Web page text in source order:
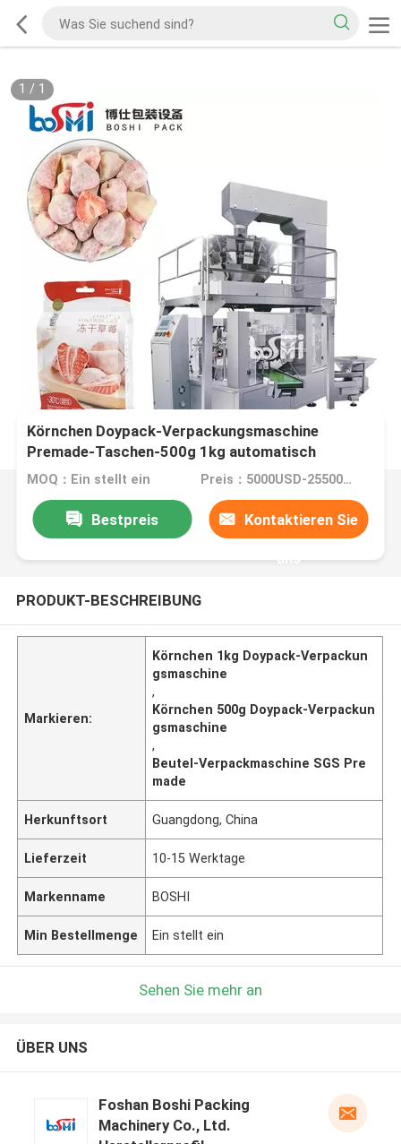
1 / 1
Körnchen Doypack-Verpackungsmaschine
Premade-Taschen-500g 1kg automatisch
MOQ：Ein stellt ein Preis：5000USD-25500USD per set
Bestpreis Kontaktieren Sie
uns
PRODUKT-BESCHREIBUNG
Markieren:
Körnchen 1kg Doypack-Verpackun
gsmaschine
,
Körnchen 500g Doypack-Verpackun
gsmaschine
,
Beutel-Verpackmaschine SGS Pre
made
Herkunftsort Guangdong, China
Lieferzeit 10-15 Werktage
Markenname BOSHI
Min Bestellmenge Ein stellt ein
Sehen Sie mehr an
ÜBER UNS
Foshan Boshi Packing
Machinery Co., Ltd.